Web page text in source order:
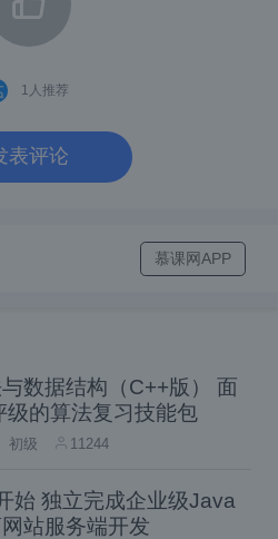
查询Oracle数据
模型
1 人推荐
表评论
慕课网APP
数据结构（C++版） 面
级的算法复习技能包
初级 11244
始 独立完成企业级Java
站服务端开发